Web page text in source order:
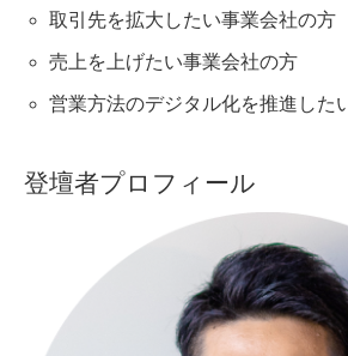
取引先を拡大したい事業会社の方
売上を上げたい事業会社の方
営業方法のデジタル化を推進した
登壇者プロフィール